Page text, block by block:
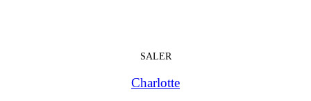
SALER
Charlotte